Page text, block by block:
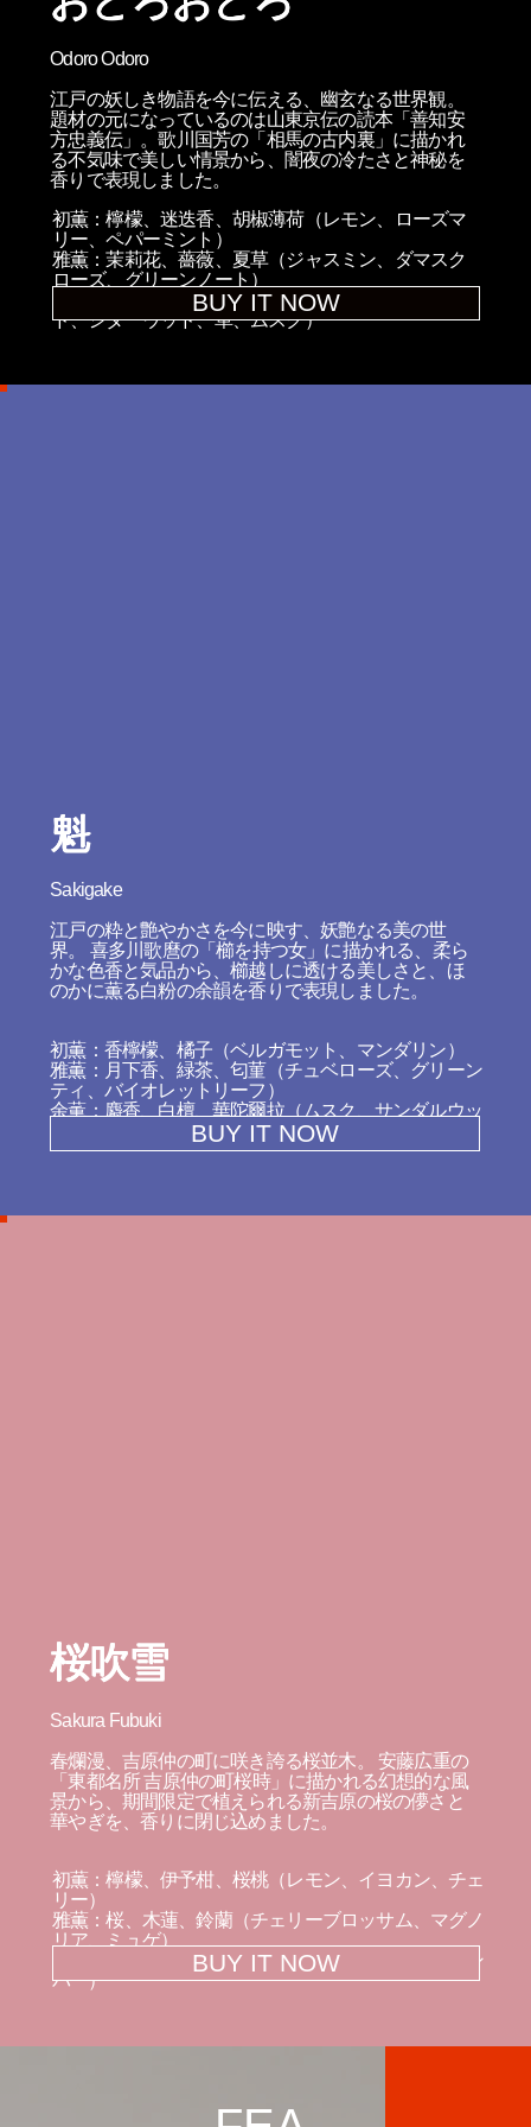
Odoro Odoro
江戸の妖しき物語を今に伝える、幽玄なる世界観。
題材の元になっているのは山東京伝の読本「善知安
方忠義伝」。歌川国芳の「相馬の古内裏」に描かれ
る不気味で美しい情景から、闇夜の冷たさと神秘を
香りで表現しました。
初薫：檸檬、迷迭香、胡椒薄荷（レモン、ローズマ
リー、ペパーミント）
雅薫：茉莉花、薔薇、夏草（ジャスミン、ダマスク
ローズ、グリーンノート）
余薫：白檀、鉛筆柏槇、革、麝香（サンダルウッ
ド、シダーウッド、革、ムスク）
BUY IT NOW
魁
Sakigake
江戸の粋と艶やかさを今に映す、妖艶なる美の世
界。 喜多川歌麿の「櫛を持つ女」に描かれる、柔ら
かな色香と気品から、櫛越しに透ける美しさと、ほ
のかに薫る白粉の余韻を香りで表現しました。
初薫：香檸檬、橘子（ベルガモット、マンダリン）
雅薫：月下香、緑茶、匂菫（チュベローズ、グリーン
ティ、バイオレットリーフ）
余薫：麝香、白檀、華陀爾拉（ムスク、サンダルウッ
BUY IT NOW
桜吹雪
Sakura Fubuki
春爛漫、吉原仲の町に咲き誇る桜並木。 安藤広重の
「東都名所 吉原仲の町桜時」に描かれる幻想的な風
景から、期間限定で植えられる新吉原の桜の儚さと
華やぎを、香りに閉じ込めました。
初薫：檸檬、伊予柑、桜桃（レモン、イヨカン、チェ
リー）
雅薫：桜、木蓮、鈴蘭（チェリーブロッサム、マグノ
リア、ミュゲ）
余薫：苔、麝香、龍涎香（オークモス、ムスク、アン
バー）
BUY IT NOW